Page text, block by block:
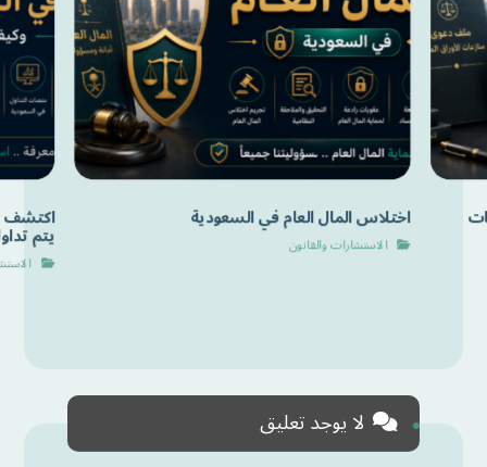
اختلاس المال العام في السعودية
الاستشارات والقانون
اكتشف
يتم
لا يوجد تعليق